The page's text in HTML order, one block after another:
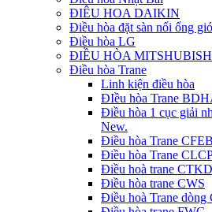
ĐIÊU HOA DAIKIN
Điều hòa đặt sàn nối ống
Điều hòa LG
ĐIỀU HÒA
Điều hòa Trane
Linh kiện điều hòa
ĐIều hòa Trane
Điều hòa 1 cục giải
New.
Điều hòa Trane CFEB
Điều hòa Trane
Điều hoà trane
Điều hòa trane CWS
Điều hoà Trane dòng